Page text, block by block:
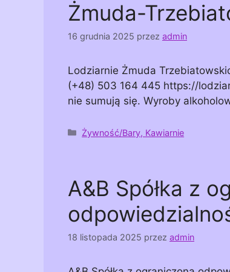
Żmuda-
16 grudnia 2025 przez admin
Lodziarnie Żmuda
(+48) 503 164 445 https://
nie sumują się. Wyroby
Kategorie
Żywność/Bary, Kawiarnie
A&B Spółka z
18 listopada 2025 przez admin